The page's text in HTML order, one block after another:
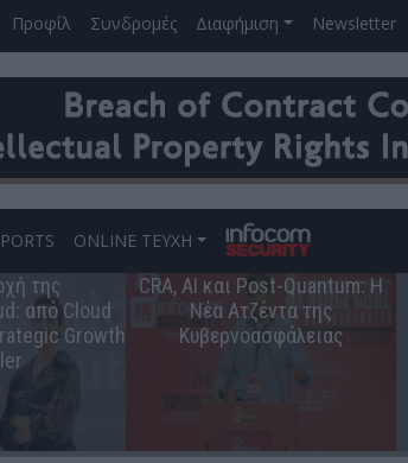
Προφίλ Συνδρομές Διαφήμιση Newsletter
ONLINE ΤΕΥΧΗ
της
από Cloud
Growth
CRA, AI και Post-Quantum: Η
Νέα Ατζέντα της
Κυβερνοασφάλειας